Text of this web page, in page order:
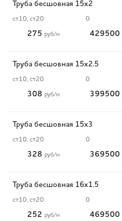
Труба бесшовная 15х2
ст10, ст20 0
275 руб/м 429500
Труба бесшовная 15х2.5
ст10, ст20 0
308 руб/м 399500
Труба бесшовная 15х3
ст10, ст20 0
328 руб/м 369500
Труба бесшовная 16х1.5
ст10, ст20 0
252 руб/м 469500